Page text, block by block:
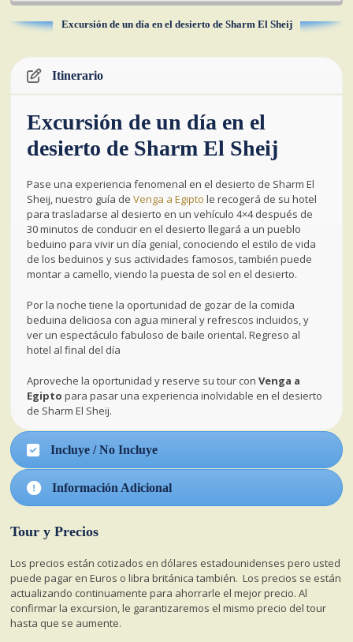
Excursión de un día en el desierto de Sharm El Sheij
Itinerario
Excursión de un día en el
desierto de Sharm El Sheij
Pase una experiencia fenomenal en el desierto de Sharm El
Sheij, nuestro guía deVenga a Egipto le recogerá de su hotel
para trasladarse al desierto en un vehículo 4×4 después de
30 minutos de conducir en el desierto llegará a un pueblo
beduino para vivir un día genial, conociendo el estilo de vida
de los beduinos y sus actividades famosos, también puede
montar a camello, viendo la puesta de sol en el desierto.
Por la noche tiene la oportunidad de gozar de la comida
beduina deliciosa con agua mineral y refrescos incluidos, y
ver un espectáculo fabuloso de baile oriental. Regreso al
hotel al final del día
Aproveche la oportunidad y reserve su tour conVenga a
Egipto para pasar una experiencia inolvidable en el desierto
de Sharm El Sheij.
Incluye / No Incluye
Información Adicional
Tour y Precios
Los precios están cotizados en dólares estadounidenses pero usted
puede pagar en Euros o libra británica también. Los precios se están
actualizando continuamente para ahorrarle el mejor precio. Al
confirmar la excursion, le garantizaremos el mismo precio del tour
hasta que se aumente.